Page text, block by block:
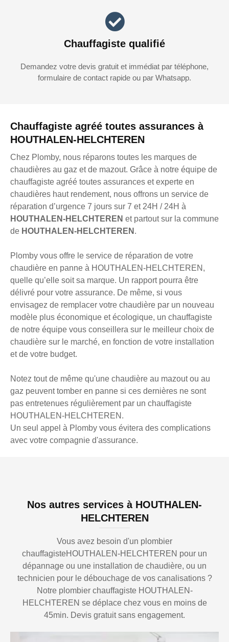
Chauffagiste agréé toutes assurances à
HOUTHALEN-HELCHTEREN
Chez Plomby, nous réparons toutes les marques de
chaudières au gaz et de mazout. Grâce à notre équipe de
chauffagiste agréé toutes assurances et experte en
chaudières haut rendement, nous offrons un service de
réparation d’urgence 7 jours sur 7 et 24H / 24H à
HOUTHALEN-HELCHTEREN et partout sur la commune
de HOUTHALEN-HELCHTEREN .
Plomby vous offre le service de réparation de votre
chaudière en panne à HOUTHALEN-HELCHTEREN,
quelle qu’elle soit sa marque. Un rapport pourra être
délivré pour votre assurance. De même, si vous
envisagez de remplacer votre chaudière par un nouveau
modèle plus économique et écologique, un chauffagiste
de notre équipe vous conseillera sur le meilleur choix de
chaudière sur le marché, en fonction de votre installation
et de votre budget.
Notez tout de même qu'une chaudière au mazout ou au
gaz peuvent tomber en panne si ces dernières ne sont
pas entretenues régulièrement par un chauffagiste
HOUTHALEN-HELCHTEREN.
Un seul appel à Plomby vous évitera des complications
avec votre compagnie d'assurance.
Chauffagiste qualifié
Demandez votre devis gratuit et immédiat par téléphone,
formulaire de contact rapide ou par Whatsapp.
Nos autres services à HOUTHALEN-
HELCHTEREN
Vous avez besoin d'un plombier
chauffagisteHOUTHALEN-HELCHTEREN pour un
dépannage ou une installation de chaudière, ou un
technicien pour le débouchage de vos canalisations ?
Notre plombier chauffagiste HOUTHALEN-
HELCHTEREN se déplace chez vous en moins de
45min. Devis gratuit sans engagement.